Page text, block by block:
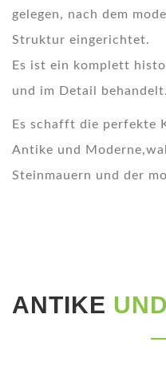
gelegen, nach dem
Struktur eingerichtet.
Es ist ein komplett
und im Detail behandelt.
Es schafft die perfekte
Antike und
Steinmauern und der
ANTIKE